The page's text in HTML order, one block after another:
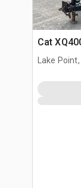
Cat
Lake Point,